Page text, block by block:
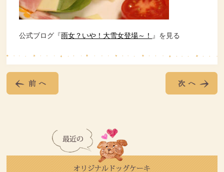
公式ブログ『雨女？いや！大雪女登場～！ 』を見る